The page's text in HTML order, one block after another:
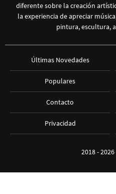
diferente sobre la creación
la experiencia de apreciar
pintura, escultura,
Últimas Novedades
Populares
Contacto
Privacidad
2018 -